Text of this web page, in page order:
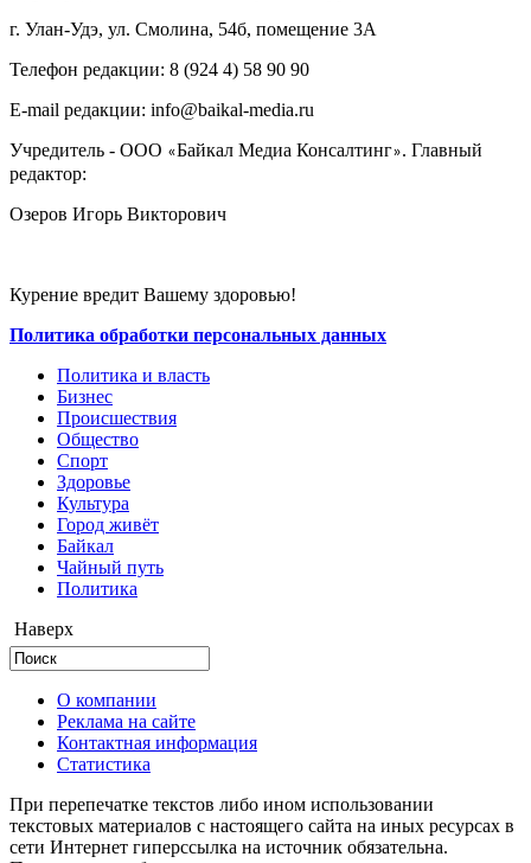
г. Улан-Удэ, ул. Смолина, 54б, помещение 3А
Телефон редакции: ‎‎8 (924 4) 58 90 90
E-mail редакции: info@baikal-media.ru
Учредитель - ООО «Байкал Медиа Консалтинг». Главный
редактор:
Озеров Игорь Викторович
Курение вредит Вашему здоровью!
Политика обработки персональных данных
Политика и власть
Бизнес
Происшествия
Общество
Cпорт
Здоровье
Культура
Город живёт
Байкал
Чайный путь
Политика
Наверх
О компании
Реклама на сайте
Контактная информация
Статистика
При перепечатке текстов либо ином использовании
текстовых материалов с настоящего сайта на иных ресурсах в
сети Интернет гиперссылка на источник обязательна.